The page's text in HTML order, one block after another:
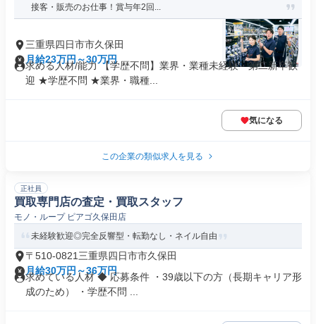
接客・販売のお仕事！賞与年2回...
三重県四日市市久保田
月給23万円～30万円
求める人材/能力 【学歴不問】業界・業種未経験・第⼆新卒歓
迎 ★学歴不問 ★業界・職種...
気になる
この企業の類似求人を見る
正社員
買取専門店の査定・買取スタッフ
モノ・ループ ピアゴ久保田店
未経験歓迎◎完全反響型・転勤なし・ネイル自由
〒510-0821三重県四日市市久保田
月給30万円～36万円
求めている人材 ◆ 応募条件 ・39歳以下の方（長期キャリア形
成のため） ・学歴不問 ...